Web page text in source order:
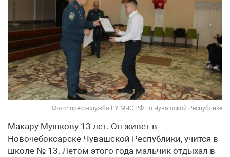
Фото: пресс-служба ГУ МЧС РФ по Чувашской Республике
Макару Мушкову 13 лет. Он живет в
Новочебоксарске Чувашской Республики, учится в
школе № 13. Летом этого года мальчик отдыхал в